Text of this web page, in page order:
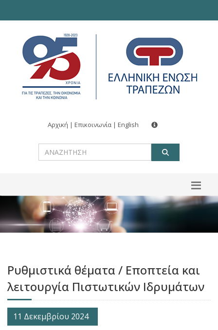
Αρχική | Επικοινωνία | English
Ρυθμιστικά θέματα / Eποπτεία και
λειτουργία Πιστωτικών Ιδρυμάτων
11 Δεκεμβρίου 2024